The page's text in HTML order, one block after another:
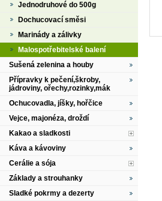
Jednodruhové do 500g
Dochucovací směsi
Marinády a zálivky
Malospotřebitelské balení
Sušená zelenina a houby
Přípravky k pečení,škroby,
jádroviny, ořechy,rozinky,mák
Ochucovadla, jíšky, hořčice
Vejce, majonéza, droždí
Kakao a sladkosti
Káva a kávoviny
Cerálie a sója
Základy a strouhanky
Sladké pokrmy a dezerty